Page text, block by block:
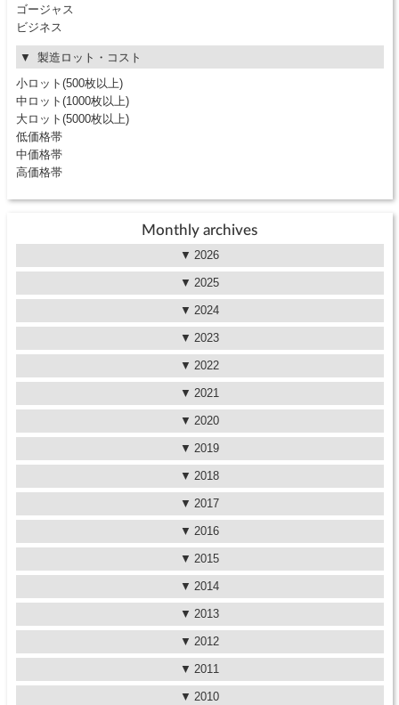
ゴージャス
ビジネス
製造ロット・コスト
小ロット(500枚以上)
中ロット(1000枚以上)
大ロット(5000枚以上)
低価格帯
中価格帯
高価格帯
Monthly archives
2026
2025
2024
2023
2022
2021
2020
2019
2018
2017
2016
2015
2014
2013
2012
2011
2010